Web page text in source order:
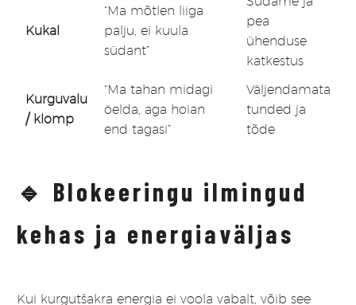
Kukal
“Ma mõtlen liiga
palju, ei kuula
südant”
pea
ühenduse
katkestus
Kurguvalu
/ klomp
“Ma tahan midagi
öelda, aga hoian
end tagasi”
Väljendamata
tunded ja
tõde
🔹 Blokeeringu ilmingud
kehas ja energiaväljas
Kui kurgutšakra energia ei voola vabalt, võib see